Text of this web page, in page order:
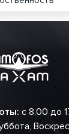
с 8.00 до